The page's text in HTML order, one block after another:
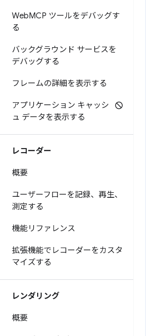
WebMCP ツールをデバッグす
る
バックグラウンド サービスを
デバッグする
フレームの詳細を表示する
アプリケーション キャッシ
ュ データを表示する
レコーダー
概要
ユーザーフローを記録、再生、
測定する
機能リファレンス
拡張機能でレコーダーをカスタ
マイズする
レンダリング
概要